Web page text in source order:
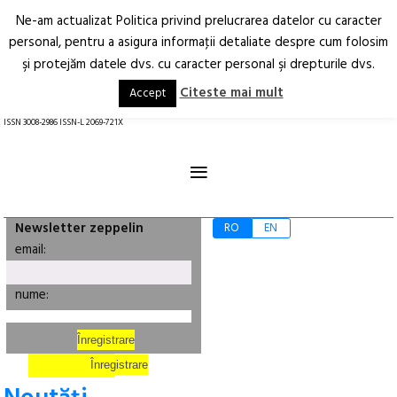
Arhitectură.
Oraș.
RO EN
ISSN 3008-2986 ISSN-L 2069-721X
≡
Newsletter zeppelin
email:
nume:
RO EN
Ne-am actualizat Politica privind prelucrarea datelor cu caracter
personal, pentru a asigura informaţii detaliate despre cum folosim
şi protejăm datele dvs. cu caracter personal şi drepturile dvs.
Accept Citeste mai mult